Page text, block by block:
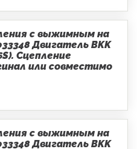
с выжимным на
Двигатель BKK
Сцепление
или совместимо
с выжимным на
Двигатель BKK